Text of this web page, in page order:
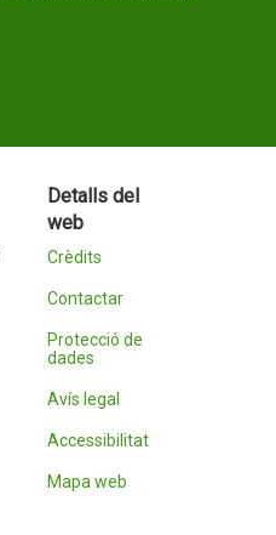
Detalls del
web
Crèdits
Contactar
Protecció de
dades
Avís legal
Accessibilitat
Mapa web